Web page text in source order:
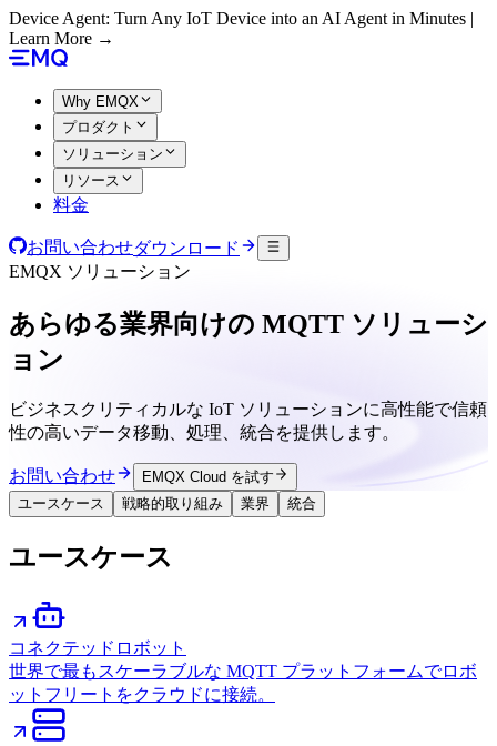
Device Agent: Turn Any IoT Device into an AI Agent in Minutes |
Learn More →
Why EMQX
プロダクト
ソリューション
リソース
料金
お問い合わせダウンロード
EMQX ソリューション
あらゆる業界向けの MQTT ソリューシ
ョン
ビジネスクリティカルな IoT ソリューションに高性能で信頼
性の高いデータ移動、処理、統合を提供します。
お問い合わせ
EMQX Cloud を試す
ユースケース
戦略的取り組み 業界 統合
ユースケース
コネクテッドロボット
世界で最もスケーラブルな MQTT プラットフォームでロボ
ットフリートをクラウドに接続。